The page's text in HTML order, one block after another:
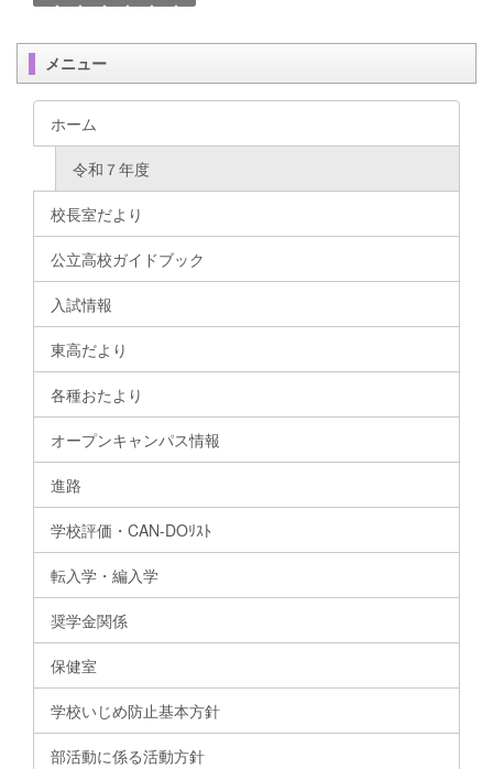
メニュー
ホーム
令和７年度
校長室だより
公立高校ガイドブック
入試情報
東高だより
各種おたより
オープンキャンパス情報
進路
学校評価・CAN-DOﾘｽﾄ
転入学・編入学
奨学金関係
保健室
学校いじめ防止基本方針
部活動に係る活動方針